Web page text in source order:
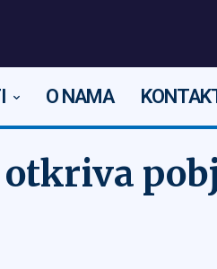
O NAMA